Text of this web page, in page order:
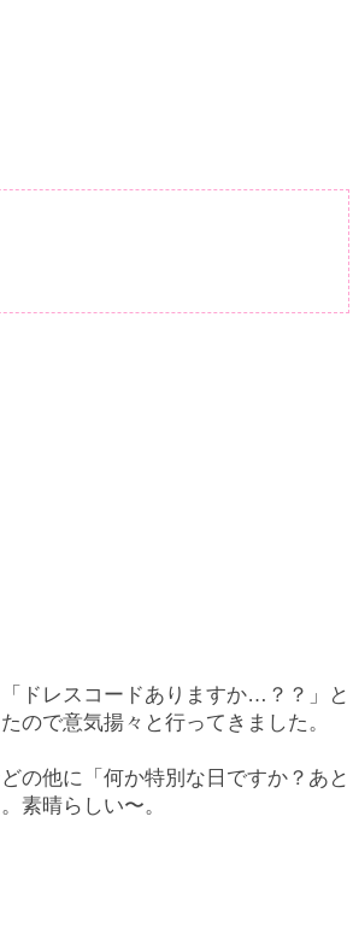
ドレスコードありますか…？？」と
ので意気揚々と行ってきました。
の他に「何か特別な日ですか？あと
素晴らしい〜。